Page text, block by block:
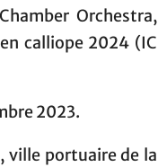
Orchestra,
calliope 2024 (IC
2023.
ville portuaire de la